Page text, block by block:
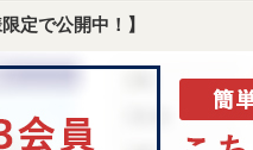
定で公開中！】